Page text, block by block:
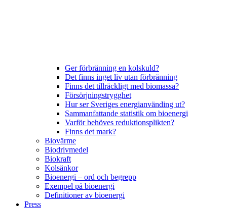
Ger förbränning en kolskuld?
Det finns inget liv utan förbränning
Finns det tillräckligt med biomassa?
Försörjningstrygghet
Hur ser Sveriges energianvänding ut?
Sammanfattande statistik om bioenergi
Varför behöves reduktionsplikten?
Finns det mark?
Biovärme
Biodrivmedel
Biokraft
Kolsänkor
Bioenergi – ord och begrepp
Exempel på bioenergi
Definitioner av bioenergi
Press